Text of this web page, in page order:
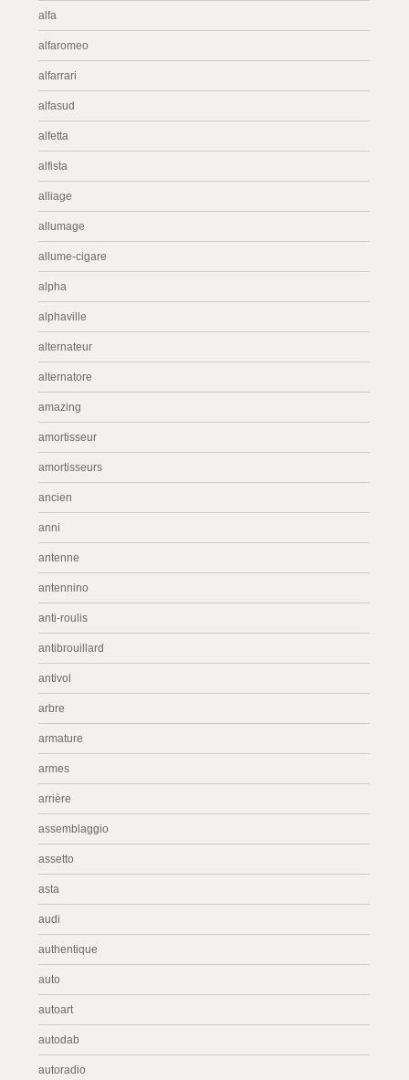
alfa
alfaromeo
alfarrari
alfasud
alfetta
alfista
alliage
allumage
allume-cigare
alpha
alphaville
alternateur
alternatore
amazing
amortisseur
amortisseurs
ancien
anni
antenne
antennino
anti-roulis
antibrouillard
antivol
arbre
armature
armes
arrière
assemblaggio
assetto
asta
audi
authentique
auto
autoart
autodab
autoradio